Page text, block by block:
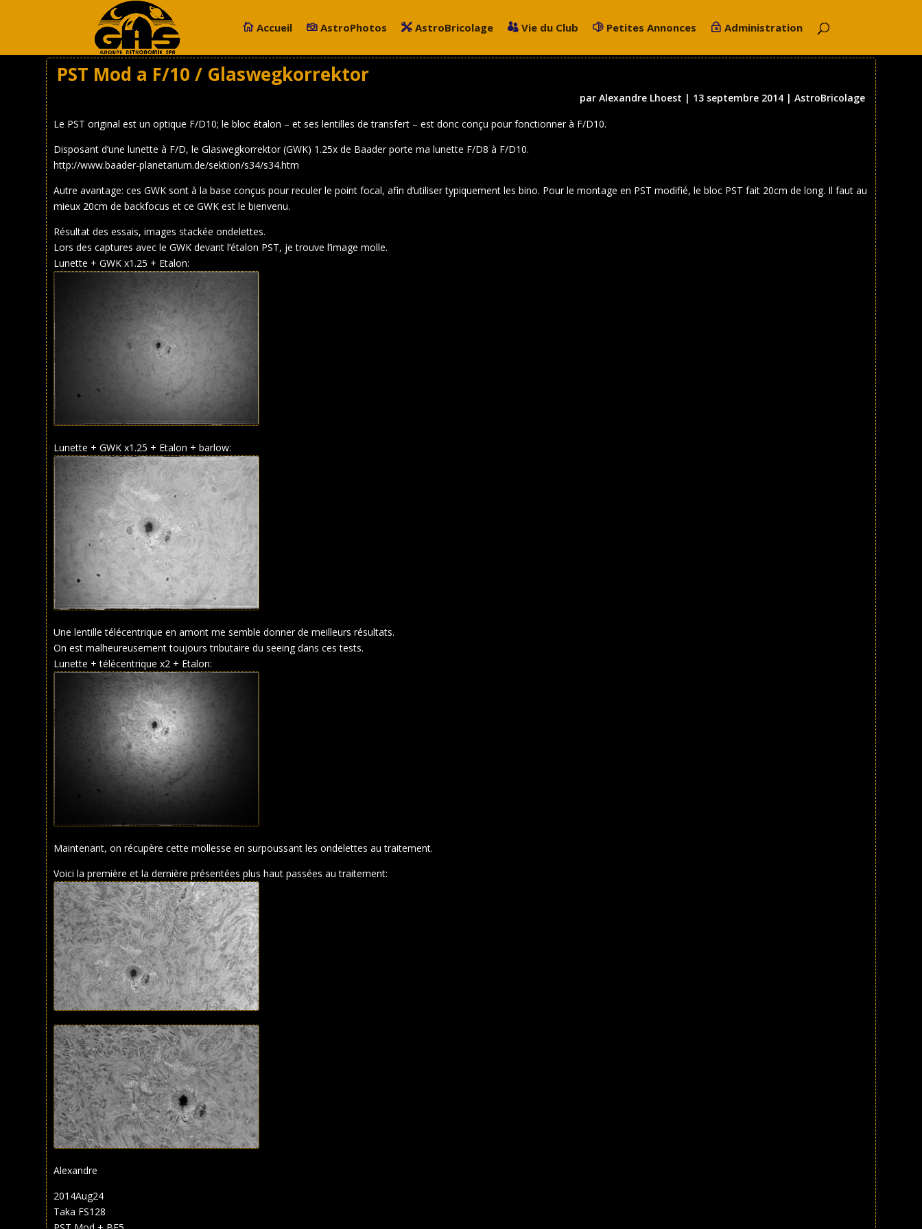
Accueil AstroPhotos AstroBricolage Vie du Club Petites Annonces Administration
PST Mod a F/10 / Glaswegkorrektor
par Alexandre Lhoest | 13 septembre 2014| AstroBricolage
Le PST original est un optique F/D10; le bloc étalon – et ses lentilles de transfert – est donc conçu pour fonctionner à F/D10.
Disposant d’une lunette à F/D, le Glaswegkorrektor (GWK) 1.25x de Baader porte ma lunette F/D8 à F/D10.
http://www.baader-planetarium.de/sektion/s34/s34.htm
Autre avantage: ces GWK sont à la base conçus pour reculer le point focal, afin d’utiliser typiquement les bino. Pour le montage en PST modifié, le bloc PST fait 20cm de long. Il faut au
mieux 20cm de backfocus et ce GWK est le bienvenu.
Résultat des essais, images stackée ondelettes.
Lors des captures avec le GWK devant l’étalon PST, je trouve l’image molle.
Lunette + GWK x1.25 + Etalon:
Lunette + GWK x1.25 + Etalon + barlow:
Une lentille télécentrique en amont me semble donner de meilleurs résultats.
On est malheureusement toujours tributaire du seeing dans ces tests.
Lunette + télécentrique x2 + Etalon:
Maintenant, on récupère cette mollesse en surpoussant les ondelettes au traitement.
Voici la première et la dernière présentées plus haut passées au traitement:
Alexandre
2014Aug24
Taka FS128